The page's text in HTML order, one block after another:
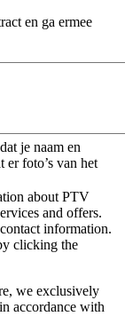
en ga ermee
je naam en
er foto’s van het
about PTV
and offers.
information.
clicking the
we exclusively
accordance with